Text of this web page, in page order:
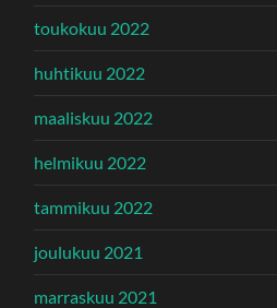
toukokuu 2022
huhtikuu 2022
maaliskuu 2022
helmikuu 2022
tammikuu 2022
joulukuu 2021
marraskuu 2021